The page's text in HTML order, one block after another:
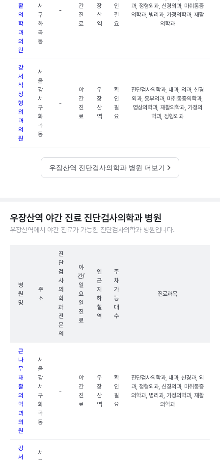
활
의
학
과
의
원
서
구
화
곡
동
-
간
진
료
장
산
역
인
필
요
과, 정형외과, 신경외과, 마취통증
의학과, 병리과, 가정의학과, 재활
의학과
강
서
척
정
형
외
과
의
원
서
울
강
서
구
화
곡
동
-
야
간
진
료
우
장
산
역
확
인
필
요
진단검사의학과, 내과, 외과, 신경
외과, 흉부외과, 마취통증의학과,
영상의학과, 재활의학과, 가정의
학과, 정형외과
우장산역 진단검사의학과 병원 더보기
우장산역 야간 진료 진단검사의학과 병원
우장산역에서 야간 진료가 가능한 진단검사의학과 병원입니다.
병
원
명
주
소
진
단
검
사
의
학
과
전
문
의
야
간/
일
요
일
진
료
인
근
지
하
철
역
주
차
가
능
대
수
진료과목
큰
나
무
재
활
의
학
과
의
원
서
울
강
서
구
화
곡
동
-
야
간
진
료
우
장
산
역
확
인
필
요
진단검사의학과, 내과, 신경과, 외
과, 정형외과, 신경외과, 마취통증
의학과, 병리과, 가정의학과, 재활
의학과
강
서
서